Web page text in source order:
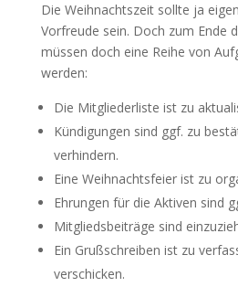
Die Weihnachtszeit sollte ja
Vorfreude sein. Doch zum Ende
müssen doch eine Reihe von
werden:
Die Mitgliederliste ist zu
Kündigungen sind ggf. zu
verhindern.
Eine Weihnachtsfeier ist zu
Ehrungen für die Aktiven sind
Mitgliedsbeiträge sind
Ein Grußschreiben ist zu
verschicken.